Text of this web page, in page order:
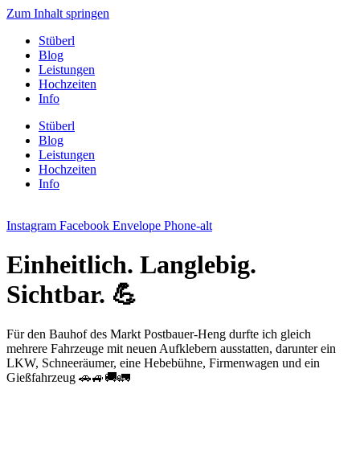
Zum Inhalt springen
Stüberl
Blog
Leistungen
Hochzeiten
Info
Stüberl
Blog
Leistungen
Hochzeiten
Info
Instagram Facebook Envelope Phone-alt
Einheitlich. Langlebig.
Sichtbar. 💪
Für den Bauhof des Markt Postbauer-Heng durfte ich gleich
mehrere Fahrzeuge mit neuen Aufklebern ausstatten, darunter ein
LKW, Schneeräumer, eine Hebebühne, Firmenwagen und ein
Gießfahrzeug 🚗🚙🚚🚛